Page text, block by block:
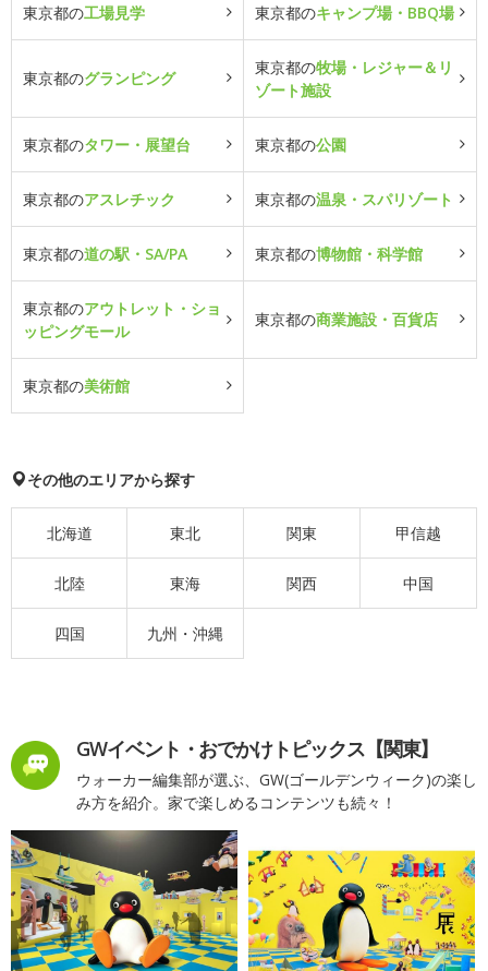
東京都の工場見学 東京都のキャンプ場・BBQ場
東京都のグランピング
東京都の牧場・レジャー＆リ
ゾート施設
東京都のタワー・展望台 東京都の公園
東京都のアスレチック 東京都の温泉・スパリゾート
東京都の道の駅・SA/PA 東京都の博物館・科学館
東京都のアウトレット・ショ
ッピングモール
東京都の商業施設・百貨店
東京都の美術館
その他のエリアから探す
北海道 東北 関東 甲信越
北陸 東海 関西 中国
四国 九州・沖縄
GWイベント・おでかけトピックス【関東】
ウォーカー編集部が選ぶ、GW(ゴールデンウィーク)の楽し
み方を紹介。家で楽しめるコンテンツも続々！